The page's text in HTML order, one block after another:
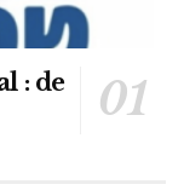
: de